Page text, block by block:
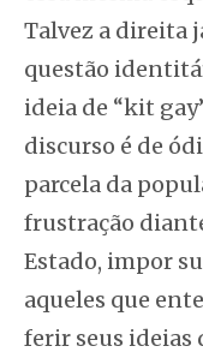
Talvez a direita
questão
ideia de “kit
discurso é de
parcela da
frustração
Estado, impor
aqueles que
ferir seus ideias